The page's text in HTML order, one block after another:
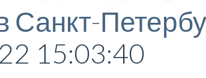
Санкт-
15:03:40